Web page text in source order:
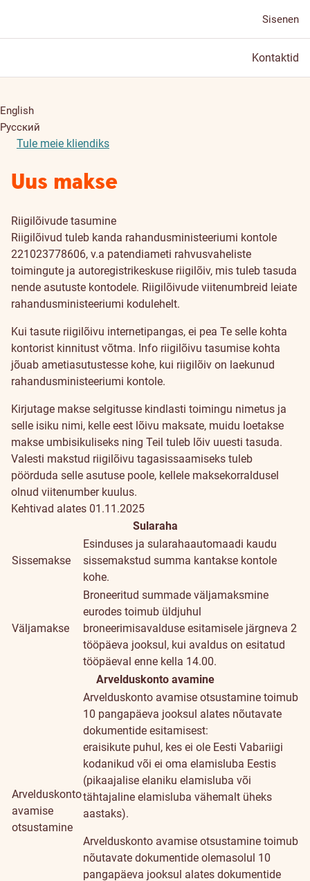
Sisenen
Kontaktid
English
Русский
Tule meie kliendiks
Uus makse
Riigilõivude tasumine
Riigilõivud tuleb kanda rahandusministeeriumi kontole
221023778606, v.a patendiameti rahvusvaheliste
toimingute ja autoregistrikeskuse riigilõiv, mis tuleb tasuda
nende asutuste kontodele. Riigilõivude viitenumbreid leiate
rahandusministeeriumi kodulehelt.
Kui tasute riigilõivu internetipangas, ei pea Te selle kohta
kontorist kinnitust võtma. Info riigilõivu tasumise kohta
jõuab ametiasutustesse kohe, kui riigilõiv on laekunud
rahandusministeeriumi kontole.
Kirjutage makse selgitusse kindlasti toimingu nimetus ja
selle isiku nimi, kelle eest lõivu maksate, muidu loetakse
makse umbisikuliseks ning Teil tuleb lõiv uuesti tasuda.
Valesti makstud riigilõivu tagasissaamiseks tuleb
pöörduda selle asutuse poole, kellele maksekorraldusel
olnud viitenumber kuulus.
Kehtivad alates 01.11.2025
Sularaha
Sissemakse
Esinduses ja sularahaautomaadi kaudu
sissemakstud summa kantakse kontole
kohe.
Väljamakse
Broneeritud summade väljamaksmine
eurodes toimub üldjuhul
broneerimisavalduse esitamisele järgneva 2
tööpäeva jooksul, kui avaldus on esitatud
tööpäeval enne kella 14.00.
Arvelduskonto avamine
Arvelduskonto
avamise
otsustamine
Arvelduskonto avamise otsustamine toimub
10 pangapäeva jooksul alates nõutavate
dokumentide esitamisest:
eraisikute puhul, kes ei ole Eesti Vabariigi
kodanikud või ei oma elamisluba Eestis
(pikaajalise elaniku elamisluba või
tähtajaline elamisluba vähemalt üheks
aastaks).
Arvelduskonto avamise otsustamine toimub
nõutavate dokumentide olemasolul 10
pangapäeva jooksul alates dokumentide